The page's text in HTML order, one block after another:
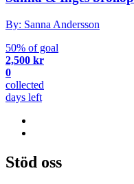
By: Sanna Andersson
50% of goal
2,500 kr
0
collected
days left
Stöd oss